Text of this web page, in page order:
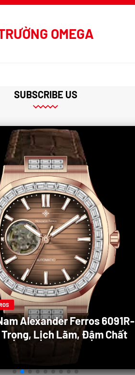
OMEGA
SUBSCRIBE US
Alexander Ferros 6091R-
Trọng, Lịch Lãm, Đậm Chất